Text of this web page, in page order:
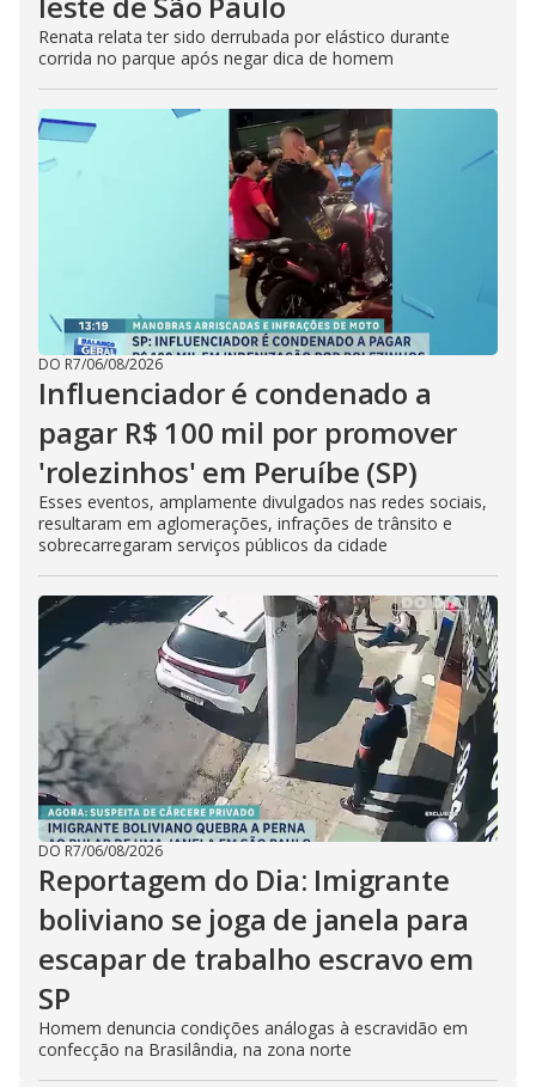
Renata relata ter sido derrubada por elástico durante
corrida no parque após negar dica de homem
DO R7/06/08/2026
Influenciador é condenado a
pagar R$ 100 mil por promover
'rolezinhos' em Peruíbe (SP)
Esses eventos, amplamente divulgados nas redes sociais,
resultaram em aglomerações, infrações de trânsito e
sobrecarregaram serviços públicos da cidade
DO R7/06/08/2026
Reportagem do Dia: Imigrante
boliviano se joga de janela para
escapar de trabalho escravo em
SP
Homem denuncia condições análogas à escravidão em
confecção na Brasilândia, na zona norte